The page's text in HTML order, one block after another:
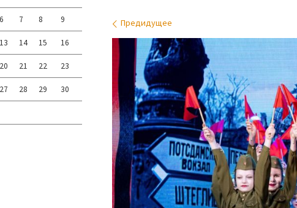
Навигация по
Предидущее
6 7 8 9
13 14 15 16
20 21 22 23
27 28 29 30